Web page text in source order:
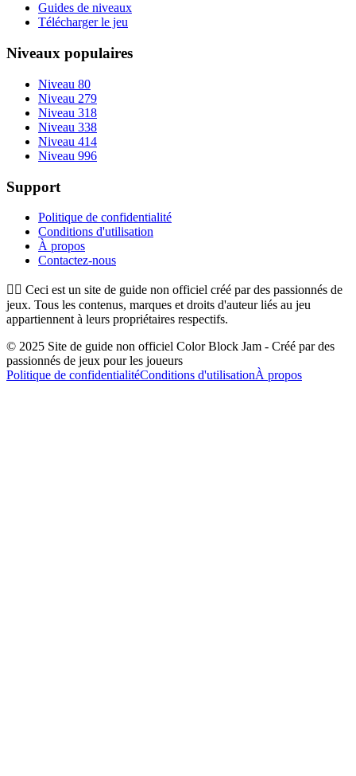
Guides de niveaux
Télécharger le jeu
Niveaux populaires
Niveau 80
Niveau 279
Niveau 318
Niveau 338
Niveau 414
Niveau 996
Support
Politique de confidentialité
Conditions d'utilisation
À propos
Contactez-nous
👉🏻 Ceci est un site de guide non officiel créé par des passionnés de
jeux. Tous les contenus, marques et droits d'auteur liés au jeu
appartiennent à leurs propriétaires respectifs.
© 2025 Site de guide non officiel Color Block Jam - Créé par des
passionnés de jeux pour les joueurs
Politique de confidentialitéConditions d'utilisationÀ propos